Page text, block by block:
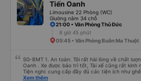
Tiến Oanh
Limousine 22 Phòng (WC)
Giường nằm 34 chỗ
21:00 • Văn Phòng Thủ Đức
8 giờ 45 phút
05:45 • Văn Phòng Buôn Ma Thuột
SG-BMT 1. An toàn: Tôi rất hài lòng về chất lượng của xe khách của Tiến
Oanh . Xe được bảo trì tốt, Tài xế cũng rất kinh
Tiện nghi: cung cấp đầy đủ các tiện ích như
mẻ, wifi tốc độ cao và cổng sạc điện thoại di động. 3. Thời gian và độ
Xem thêm